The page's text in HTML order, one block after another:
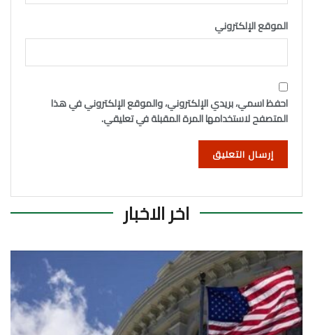
الموقع الإلكتروني
احفظ اسمي، بريدي الإلكتروني، والموقع الإلكتروني في هذا
المتصفح لاستخدامها المرة المقبلة في تعليقي.
اخر الاخبار